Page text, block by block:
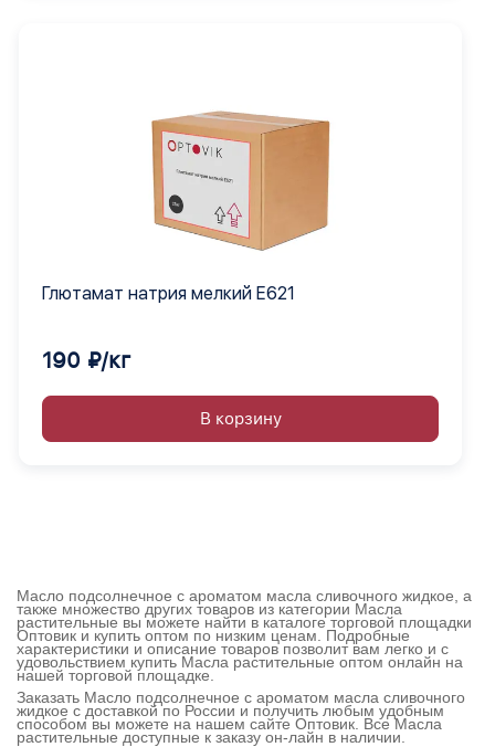
Глютамат натрия мелкий Е621
190 ₽/кг
В корзину
Масло подсолнечное с ароматом масла сливочного жидкое, а
также множество других товаров из категории Масла
растительные вы можете найти в каталоге торговой площадки
Оптовик и купить оптом по низким ценам. Подробные
характеристики и описание товаров позволит вам легко и с
удовольствием купить Масла растительные оптом онлайн на
нашей торговой площадке.
Заказать Масло подсолнечное с ароматом масла сливочного
жидкое с доставкой по России и получить любым удобным
способом вы можете на нашем сайте Оптовик. Все Масла
растительные доступные к заказу он-лайн в наличии.